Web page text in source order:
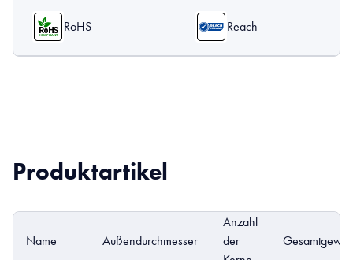
RoHS Reach
Produktartikel
Name Außendurchmesser
Anzahl
der